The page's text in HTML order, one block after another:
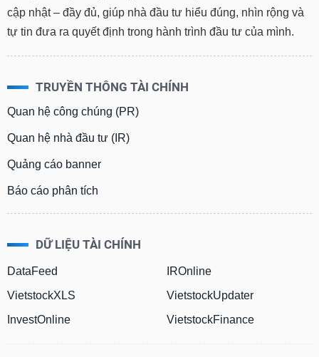
cập nhật – đầy đủ, giúp nhà đầu tư hiểu đúng, nhìn rộng và
tự tin đưa ra quyết định trong hành trình đầu tư của mình.
TRUYỀN THÔNG TÀI CHÍNH
Quan hệ công chúng (PR)
Quan hệ nhà đầu tư (IR)
Quảng cáo banner
Báo cáo phân tích
DỮ LIỆU TÀI CHÍNH
DataFeed
VietstockXLS
InvestOnline
IROnline
VietstockUpdater
VietstockFinance
Thuật
(-)
vụ
(-)
Đào
tài